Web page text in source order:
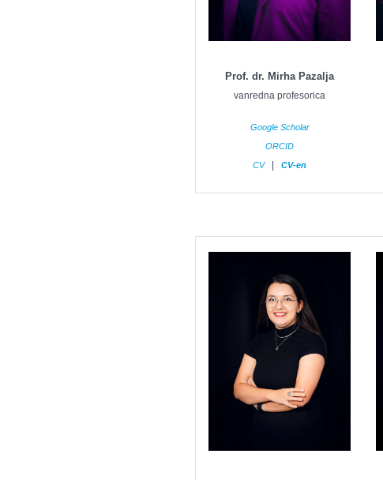
Prof. dr. Mirha Pazalja
vanredna profesorica
Google Scholar
ORCID
CV| CV-en